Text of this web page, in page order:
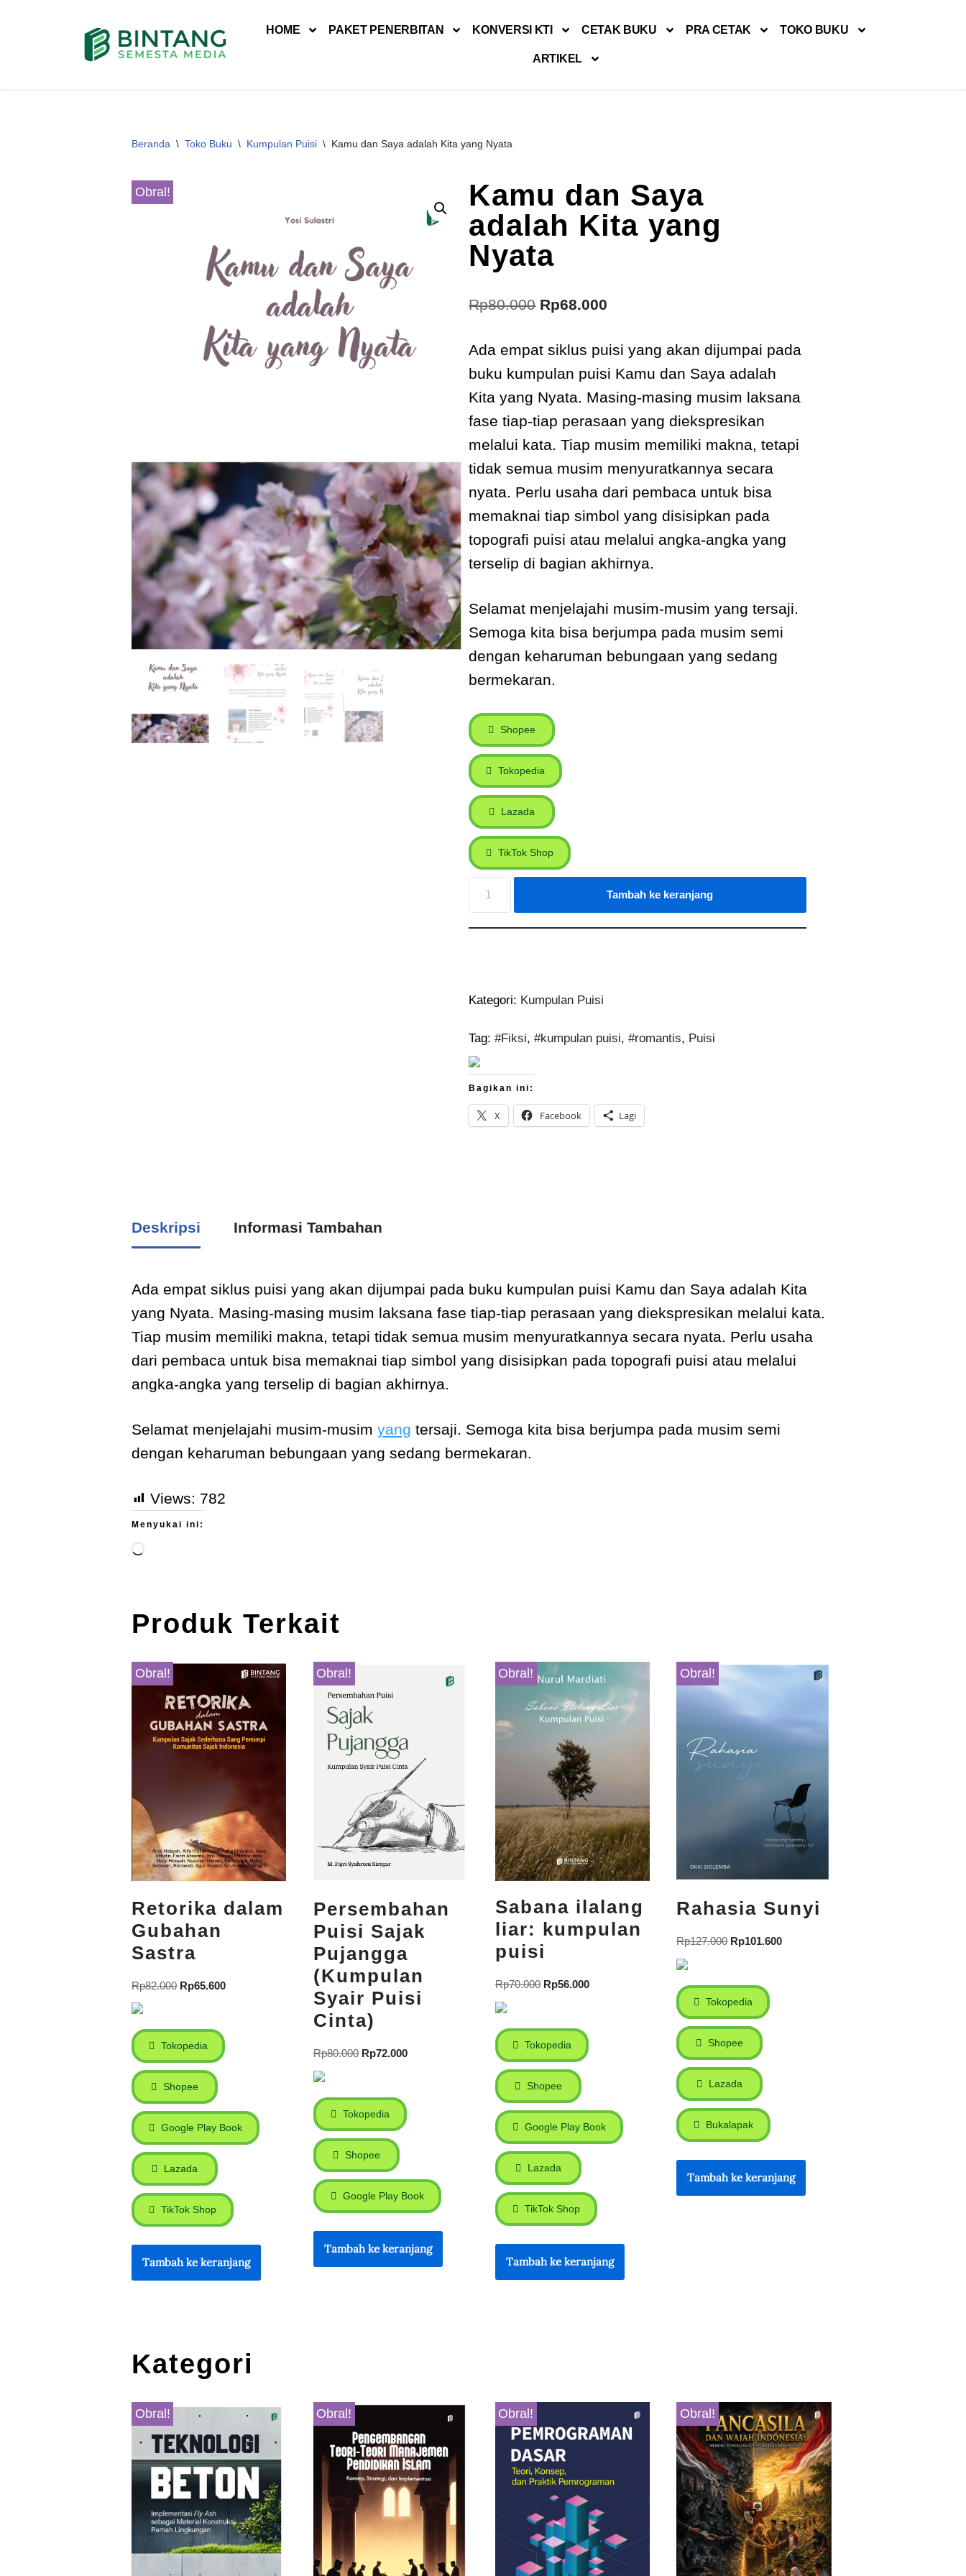
HOME PAKET PENERBITAN KONVERSI KTI CETAK BUKU PRA CETAK TOKO BUKU
ARTIKEL
Beranda \ Toko Buku \ Kumpulan Puisi \ Kamu dan Saya adalah Kita yang Nyata
Obral!
Kamu dan Saya
adalah Kita yang
Nyata
Rp80.000 Rp68.000
Ada empat siklus puisi yang akan dijumpai pada
buku kumpulan puisi Kamu dan Saya adalah
Kita yang Nyata. Masing-masing musim laksana
fase tiap-tiap perasaan yang diekspresikan
melalui kata. Tiap musim memiliki makna, tetapi
tidak semua musim menyuratkannya secara
nyata. Perlu usaha dari pembaca untuk bisa
memaknai tiap simbol yang disisipkan pada
topografi puisi atau melalui angka-angka yang
terselip di bagian akhirnya.
Selamat menjelajahi musim-musim yang tersaji.
Semoga kita bisa berjumpa pada musim semi
dengan keharuman bebungaan yang sedang
bermekaran.
Shopee
Tokopedia
Lazada
TikTok Shop
Tambah ke keranjang
Kategori: Kumpulan Puisi
Tag:#Fiksi,#kumpulan puisi,#romantis, Puisi
Bagikan ini:
X Facebook Lagi
Deskripsi Informasi Tambahan
Ada empat siklus puisi yang akan dijumpai pada buku kumpulan puisi Kamu dan Saya adalah Kita
yang Nyata. Masing-masing musim laksana fase tiap-tiap perasaan yang diekspresikan melalui kata.
Tiap musim memiliki makna, tetapi tidak semua musim menyuratkannya secara nyata. Perlu usaha
dari pembaca untuk bisa memaknai tiap simbol yang disisipkan pada topografi puisi atau melalui
angka-angka yang terselip di bagian akhirnya.
Selamat menjelajahi musim-musim yang tersaji. Semoga kita bisa berjumpa pada musim semi
dengan keharuman bebungaan yang sedang bermekaran.
Views: 782
Menyukai ini:
Produk Terkait
Obral!
Retorika dalam
Gubahan
Sastra
Rp82.000 Rp65.600
Tokopedia
Shopee
Google Play Book
Lazada
TikTok Shop
Tambah ke keranjang
Obral!
Persembahan
Puisi Sajak
Pujangga
(Kumpulan
Syair Puisi
Cinta)
Rp80.000 Rp72.000
Tokopedia
Shopee
Google Play Book
Tambah ke keranjang
Obral!
Sabana ilalang
liar: kumpulan
puisi
Rp70.000 Rp56.000
Tokopedia
Shopee
Google Play Book
Lazada
TikTok Shop
Tambah ke keranjang
Obral!
Rahasia Sunyi
Rp127.000 Rp101.600
Tokopedia
Shopee
Lazada
Bukalapak
Tambah ke keranjang
Kategori
Obral! Obral! Obral! Obral!